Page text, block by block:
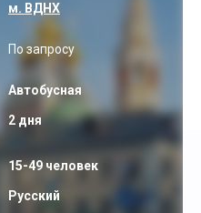
м. ВДНХ
По запросу
Автобусная
2 дня
15-49 человек
Русский